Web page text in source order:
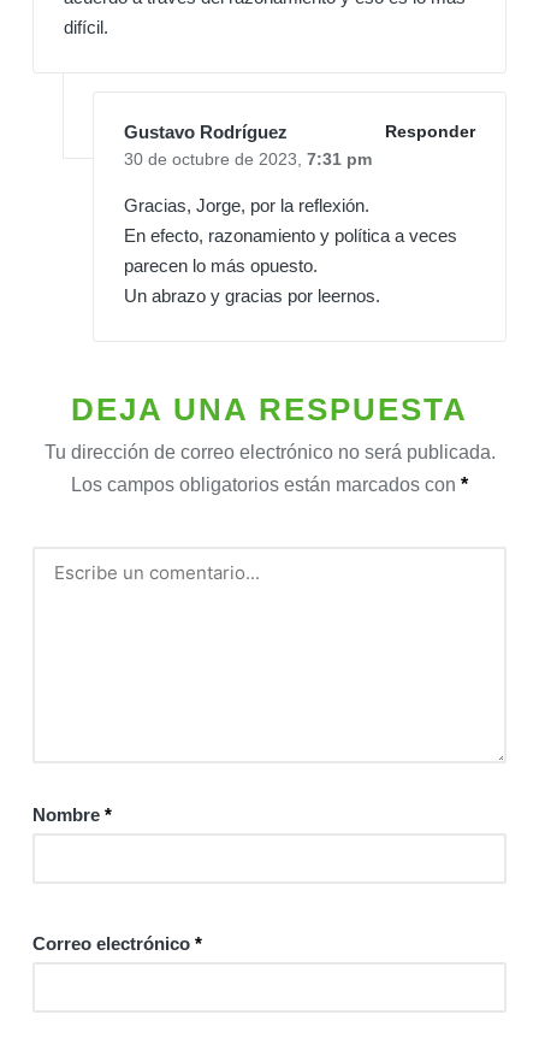
difícil.
Gustavo Rodríguez
Responder
30 de octubre de 2023, 7:31 pm
Gracias, Jorge, por la reflexión.
En efecto, razonamiento y política a veces
parecen lo más opuesto.
Un abrazo y gracias por leernos.
DEJA UNA RESPUESTA
Tu dirección de correo electrónico no será publicada.
Los campos obligatorios están marcados con *
Nombre *
Correo electrónico *